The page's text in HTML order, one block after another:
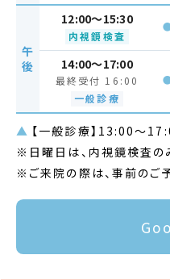
午
後
12:00～15:30
内視鏡検査
14:00～17:00
最終受付 16:00
一般診療
▲ 【一般診療】13:00～
※日曜日は、内視鏡検査の
※ご来院の際は、事前のご